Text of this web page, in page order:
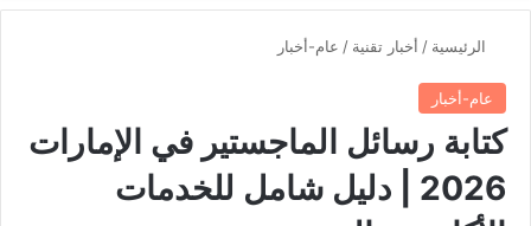
الرئيسية / أخبار تقنية / عام-أخبار
عام-أخبار
كتابة رسائل الماجستير في الإمارات
2026 | دليل شامل للخدمات